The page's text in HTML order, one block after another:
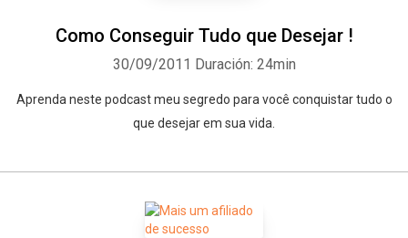
Como Conseguir Tudo que Desejar !
30/09/2011 Duración: 24min
Aprenda neste podcast meu segredo para você conquistar tudo o
que desejar em sua vida.